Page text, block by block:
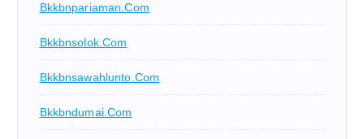
Bkkbnpariaman.com
Bkkbnsolok.com
Bkkbnsawahlunto.com
Bkkbndumai.com